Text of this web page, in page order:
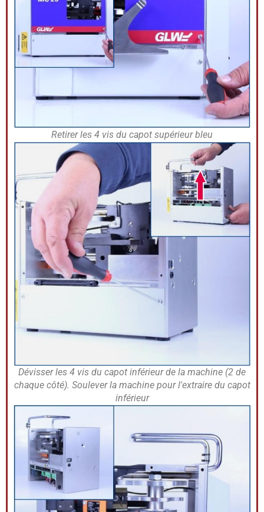
Retirer les 4 vis du capot supérieur bleu
Dévisser les 4 vis du capot inférieur de la machine (2 de
chaque côté). Soulever la machine pour l'extraire du capot
inférieur